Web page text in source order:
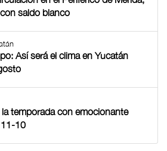
saldo blanco
Así será el clima en Yucatán
temporada con emocionante
11-10